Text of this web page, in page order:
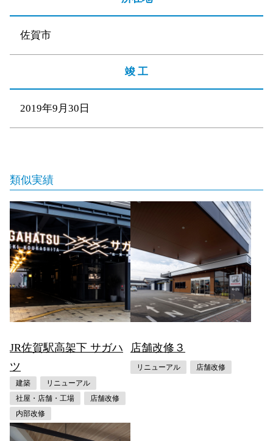
佐賀市
竣 工
2019年9月30日
類似実績
JR佐賀駅高架下 サガハ
ツ
建築
リニューアル
社屋・店舗・工場
店舗改修
内部改修
店舗改修３
リニューアル 店舗改修